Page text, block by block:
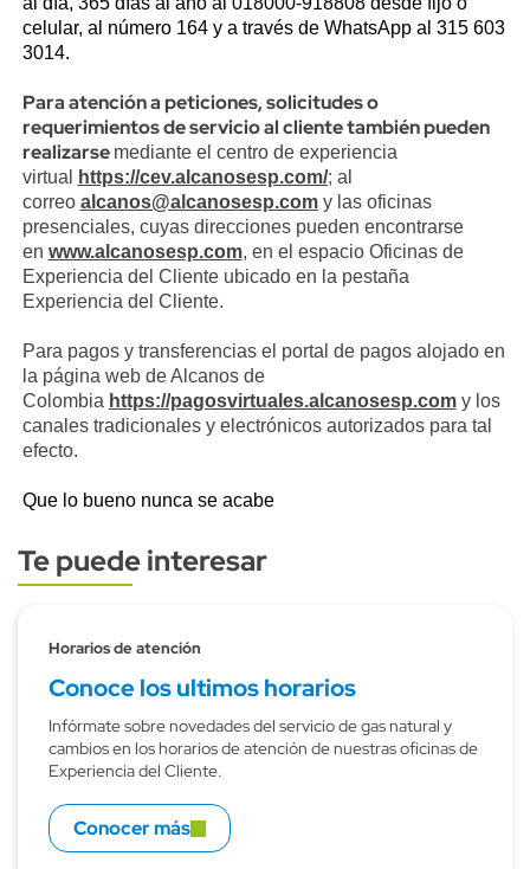
celular, al número 164 y a través de WhatsApp al 315 603
3014.
Para atención a peticiones, solicitudes o
requerimientos de servicio al cliente también pueden
realizarse mediante el centro de experiencia
virtual
https://cev.alcanosesp.com/; al
correo alcanos@alcanosesp.comy las oficinas
presenciales, cuyas direcciones pueden encontrarse
en www.alcanosesp.com, en el espacio Oficinas de
Experiencia del Cliente ubicado en la pestaña
Experiencia del Cliente.
Para pagos y transferencias el portal de pagos alojado en
la página web de Alcanos de
Colombia https://pagosvirtuales.alcanosesp.comy los
canales tradicionales y electrónicos autorizados para tal
efecto.
Que lo bueno nunca se acabe
Subtitulo
Te puede interesar
Horarios de atención
Conoce los ultimos horarios
Infórmate sobre novedades del servicio de gas natural y
cambios en los horarios de atención de nuestras oficinas de
Experiencia del Cliente.
Conocer más